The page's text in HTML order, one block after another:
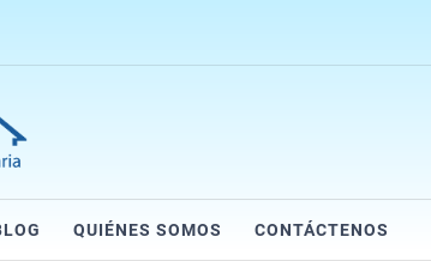
QUIÉNES SOMOS CONTÁCTENOS